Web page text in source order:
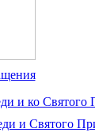
и Святого